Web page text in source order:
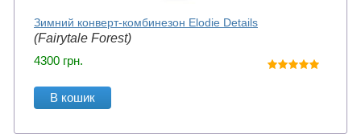
Зимний конверт-комбинезон Elodie Details
(Fairytale Forest)
4300 грн.
В кошик